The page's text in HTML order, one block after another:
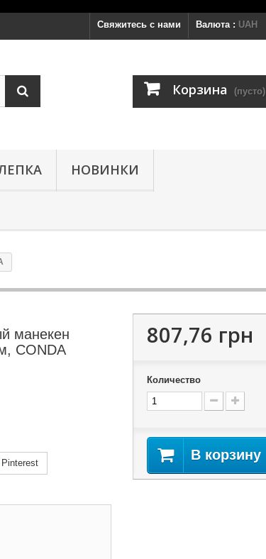
Валюта : UAH
Свяжитесь с нами
Корзина (пусто)
НОВИНКИ
манекен
CONDA
Pinterest
807,76 грн
Количество
В корзину